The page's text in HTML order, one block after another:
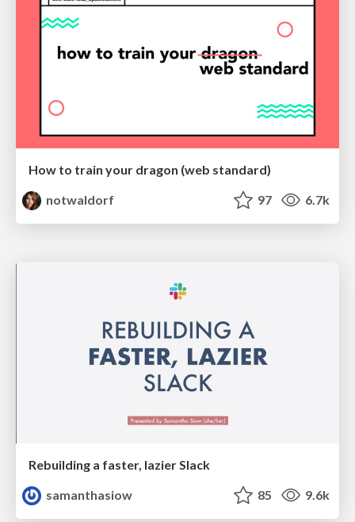
How to train your dragon (web standard)
notwaldorf
97 6.7k
Rebuilding a faster, lazier Slack
samanthasiow
85 9.6k